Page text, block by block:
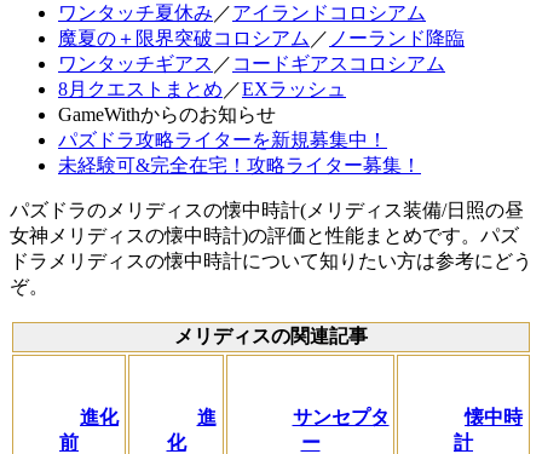
ワンタッチ夏休み ／アイランドコロシアム
魔夏の＋限界突破コロシアム ／ ノーランド降臨
ワンタッチギアス ／ コードギアスコロシアム
8月クエストまとめ ／EXラッシュ
GameWithからのお知らせ
パズドラ攻略ライターを新規募集中！
未経験可&完全在宅！攻略ライター募集！
パズドラのメリディスの懐中時計(メリディス装備/日照の昼
女神メリディスの懐中時計)の評価と性能まとめです。パズ
ドラメリディスの懐中時計について知りたい方は参考にどう
ぞ。
メリディスの関連記事
進化
前
進
化
サンセプタ
ー
懐中時
計